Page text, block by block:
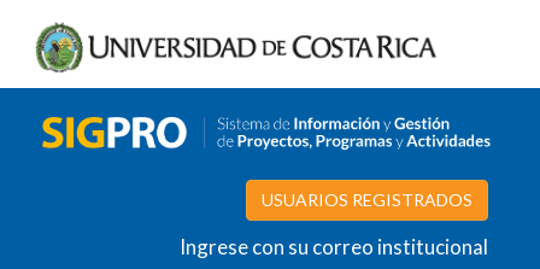
USUARIOS REGISTRADOS
Ingrese con su correo institucional